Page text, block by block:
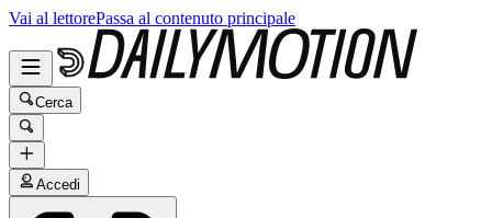
Vai al lettorePassa al contenuto principale
Cerca
Accedi